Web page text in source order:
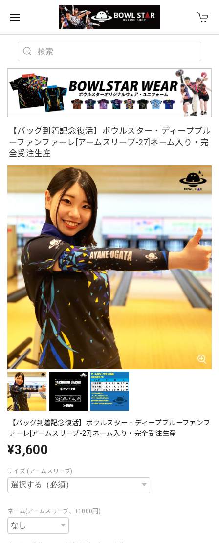
【バッグ到着記念復活】ボウルスター・ディープブル
ーファンファーレ[アームスリーブ-27]ネーム入り・完
全受注生産
【バッグ到着記念復活】ボウルスター・ディープブルーファンフ
ァーレ[アームスリーブ-27]ネーム入り・完全受注生産
¥3,600
サイズ (アームスリーブ)
ネーム(アームスリーブ、+1000円)